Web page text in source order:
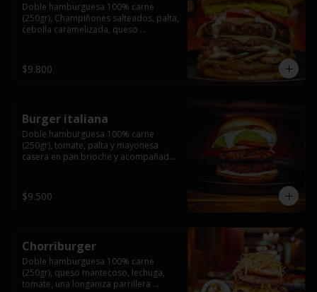
Doble hamburguesa 100% carne
(250gr), Champiñones salteados, palta,
cebolla caramelizada, queso
fritas.
$9.800
Burger italiana
Doble hamburguesa 100% carne
(250gr), tomate, palta y mayonesa
casera en pan brioche y acompañado
$9.500
Chorriburger
Doble hamburguesa 100% carne
(250gr), queso mantecoso, lechuga,
tomate, una longaniza parrillera